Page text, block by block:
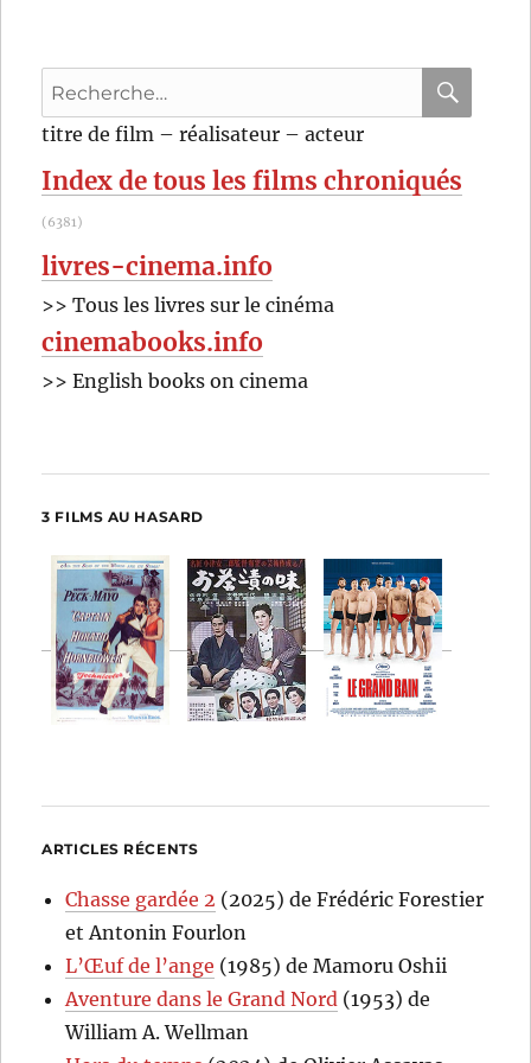
(2017)
Anne
Recherche
pour
:
titre de film – réalisateur – acteur
Index de tous les films chroniqués
(6381)
livres-cinema.info
>> Tous les livres sur le cinéma
cinemabooks.info
>> English books on cinema
3 FILMS AU HASARD
ARTICLES RÉCENTS
Chasse gardée 2 (2025) de Frédéric Forestier
et Antonin Fourlon
L’Œuf de l’ange (1985) de Mamoru Oshii
Aventure dans le Grand Nord (1953) de
William A. Wellman